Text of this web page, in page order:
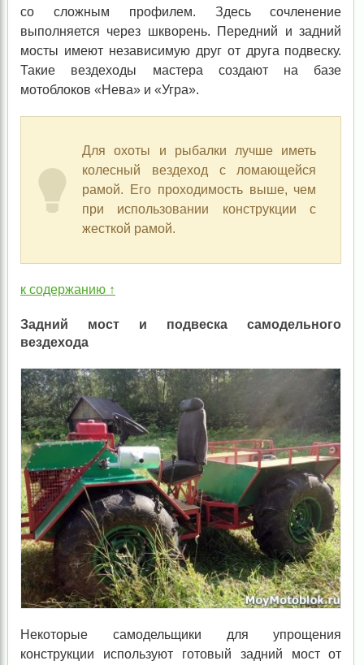
со сложным профилем. Здесь сочленение
выполняется через шкворень. Передний и задний
мосты имеют независимую друг от друга подвеску.
Такие вездеходы мастера создают на базе
мотоблоков «Нева» и «Угра».
Для охоты и рыбалки лучше иметь
колесный вездеход с ломающейся
рамой. Его проходимость выше, чем
при использовании конструкции с
жесткой рамой.
к содержанию ↑
Задний мост и подвеска самодельного
вездехода
Некоторые самодельщики для упрощения
конструкции используют готовый задний мост от